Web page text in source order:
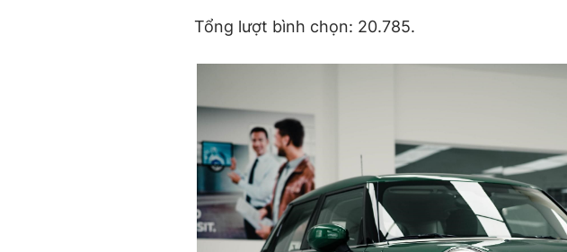
Tổng lượt bình chọn: 20.785.